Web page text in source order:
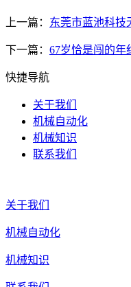
上一篇： 东莞市蓝池科技
下一篇： 67岁恰是闯的年
快捷导航
关于我们
机械自动化
机械知识
联系我们
关于我们
机械自动化
机械知识